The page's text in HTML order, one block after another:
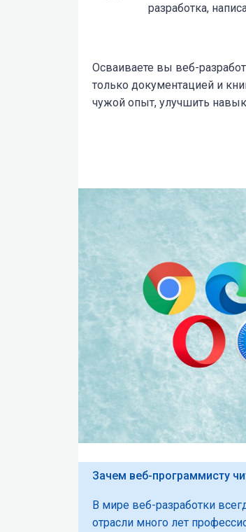
разработка,
Осваиваете вы веб-
только документацией и
чужой опыт, улучшить
Зачем веб-программисту
В мире веб-разработки
отрасли много лет